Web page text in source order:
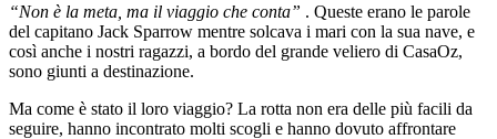
“Non è la meta, ma il viaggio che conta” . Queste erano le parole
del capitano Jack Sparrow mentre solcava i mari con la sua nave, e
così anche i nostri ragazzi, a bordo del grande veliero di CasaOz,
sono giunti a destinazione.
Ma come è stato il loro viaggio? La rotta non era delle più facili da
seguire, hanno incontrato molti scogli e hanno dovuto affrontare